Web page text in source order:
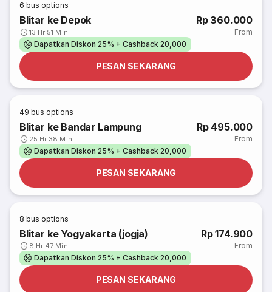
6 bus options
Blitar ke Depok
13 Hr 51 Min
Rp 360.000
From
Dapatkan Diskon 25% + Cashback 20,000
PESAN SEKARANG
49 bus options
Blitar ke Bandar Lampung
25 Hr 38 Min
Rp 495.000
From
Dapatkan Diskon 25% + Cashback 20,000
PESAN SEKARANG
8 bus options
Blitar ke Yogyakarta (jogja)
8 Hr 47 Min
Rp 174.900
From
Dapatkan Diskon 25% + Cashback 20,000
PESAN SEKARANG